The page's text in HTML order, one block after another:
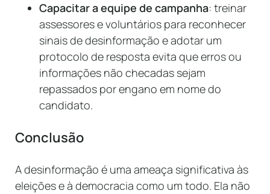
Capacitar a equipe de campanha: treinar
assessores e voluntários para reconhecer
sinais de desinformação e adotar um
protocolo de resposta evita que erros ou
informações não checadas sejam
repassados por engano em nome do
candidato.
Conclusão
A desinformação é uma ameaça significativa às
eleições e à democracia como um todo. Ela não